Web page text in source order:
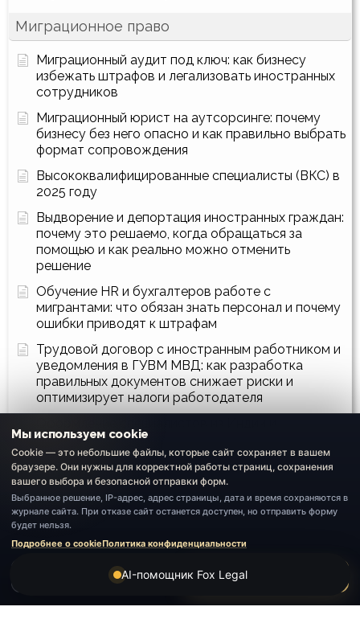
Миграционное право
Миграционный аудит под ключ: как бизнесу
избежать штрафов и легализовать иностранных
сотрудников
Миграционный юрист на аутсорсинге: почему
бизнесу без него опасно и как правильно выбрать
формат сопровождения
Высококвалифицированные специалисты (ВКС) в
2025 году
Выдворение и депортация иностранных граждан:
почему это решаемо, когда обращаться за
помощью и как реально можно отменить
решение
Обучение HR и бухгалтеров работе с
мигрантами: что обязан знать персонал и почему
ошибки приводят к штрафам
Трудовой договор с иностранным работником и
уведомления в ГУВМ МВД: как разработка
правильных документов снижает риски и
оптимизирует налоги работодателя
Бангладеша
Трудоустройство мигрантов из Китая в 2025
году: новый регламент, реальные сроки и как
пройти процедуру без рисков
Как собрать все документы для оформления
квоты и получения разрешения на привлечение
юридический разборAI-помощник Fox Legal
Мы используем cookie
Cookie — это небольшие файлы, которые сайт сохраняет в вашем
браузере. Они нужны для корректной работы страниц, сохранения
вашего выбора и безопасной отправки форм.
Выбранное решение, IP-адрес, адрес страницы, дата и время сохраняются в
журнале сайта. При отказе сайт останется доступен, но отправить форму
будет нельзя.
Подробнее о cookieПолитика конфиденциальности
Отказаться Принять